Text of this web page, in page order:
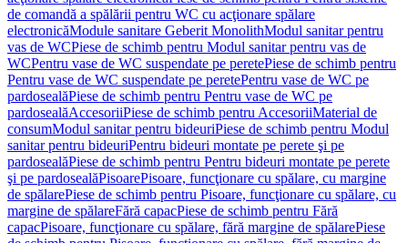
de comandă a spălării pentru WC cu acţionare spălare
electronicăModule sanitare Geberit MonolithModul sanitar pentru
vas de WCPiese de schimb pentru Modul sanitar pentru vas de
WCPentru vase de WC suspendate pe peretePiese de schimb pentru
Pentru vase de WC suspendate pe peretePentru vase de WC pe
pardosealăPiese de schimb pentru Pentru vase de WC pe
pardosealăAccesoriiPiese de schimb pentru AccesoriiMaterial de
consumModul sanitar pentru bideuriPiese de schimb pentru Modul
sanitar pentru bideuriPentru bideuri montate pe perete şi pe
pardosealăPiese de schimb pentru Pentru bideuri montate pe perete
şi pe pardosealăPisoarePisoare, funcţionare cu spălare, cu margine
de spălarePiese de schimb pentru Pisoare, funcţionare cu spălare, cu
margine de spălareFără capacPiese de schimb pentru Fără
capacPisoare, funcţionare cu spălare, fără margine de spălarePiese